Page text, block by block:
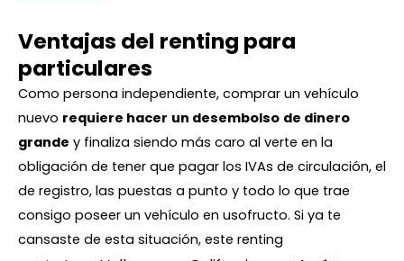
Ventajas del renting para
particulares
Como persona independiente, comprar un vehículo
nuevo requiere hacer un desembolso de dinero
grande y finaliza siendo más caro al verte en la
obligación de tener que pagar los IVAs de circulación, el
de registro, las puestas a punto y todo lo que trae
consigo poseer un vehículo en usofructo. Si ya te
cansaste de esta situación, este renting